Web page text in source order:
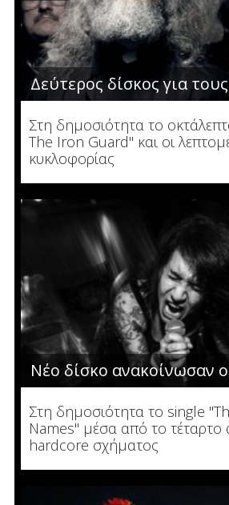
Δεύτερος δίσκος για
Στη δημοσιότητα το
The Iron Guard" και οι
κυκλοφορίας
Νέο δίσκο ανακοίνωσαν
Στη δημοσιότητα το single
Names" μέσα από το
hardcore σχήματος